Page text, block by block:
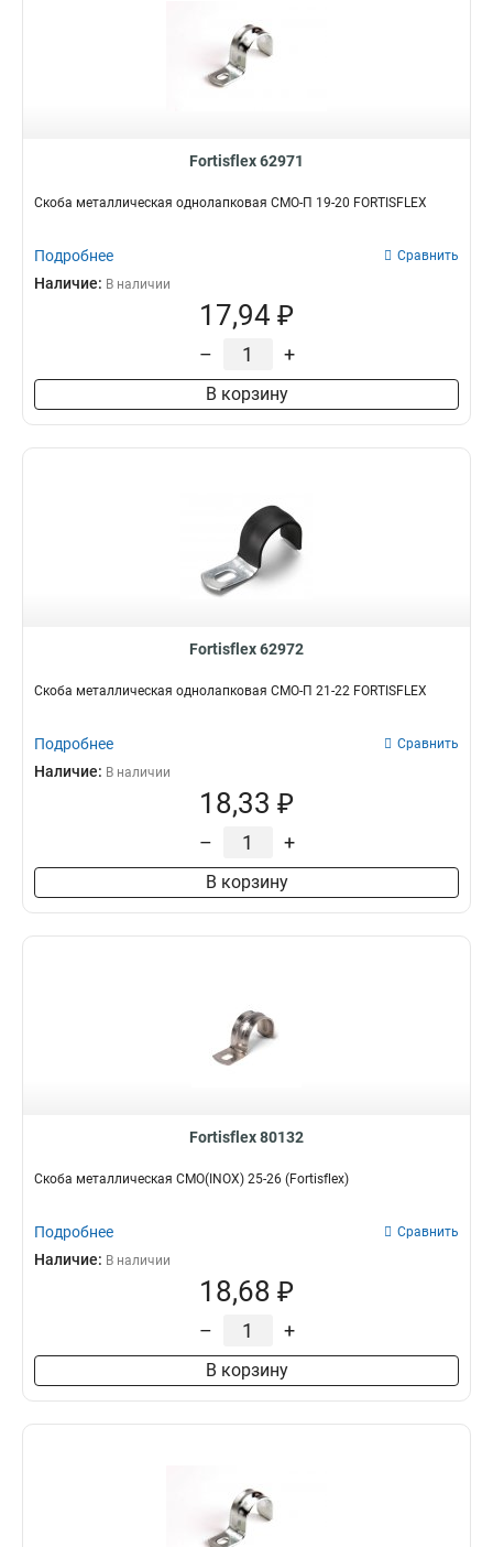
Fortisflex 62971
Скоба металлическая однолапковая СМО-П 19-20 FORTISFLEX
Подробнее Сравнить
Наличие: В наличии
17,94 ₽
– +
В корзину
Fortisflex 62972
Скоба металлическая однолапковая СМО-П 21-22 FORTISFLEX
Подробнее Сравнить
Наличие: В наличии
18,33 ₽
– +
В корзину
Fortisflex 80132
Скоба металлическая СМО(INOX) 25-26 (Fortisflex)
Подробнее Сравнить
Наличие: В наличии
18,68 ₽
– +
В корзину